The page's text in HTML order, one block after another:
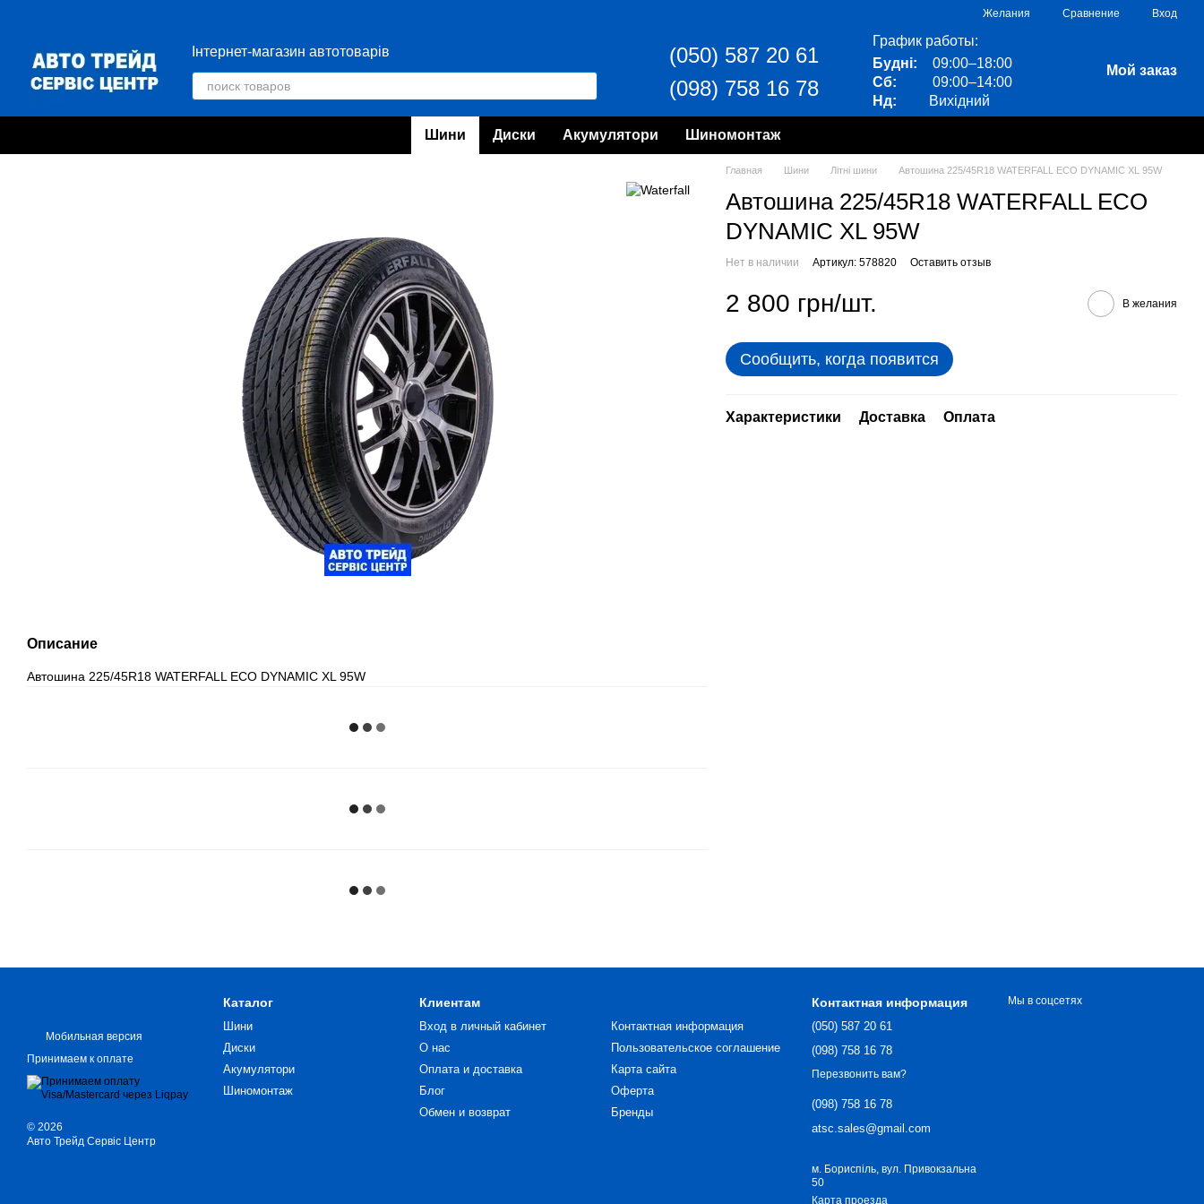
Желания Сравнение Вход
Інтернет-магазин автотоварів
(050) 587 20 61
(098) 758 16 78
График работы:
Будні:
09:00–18:00
Сб:
09:00–14:00
Нд:
Вихідний
Мой заказ
Шини Диски Акумулятори Шиномонтаж
Описание
Автошина 225/45R18 WATERFALL ECO DYNAMIC XL 95W
Главная Шини Літні шини Автошина 225/45R18 WATERFALL ECO DYNAMIC XL 95W
Автошина 225/45R18 WATERFALL ECO
DYNAMIC XL 95W
Нет в наличии Артикул: 578820 Оставить отзыв
2 800 грн/шт. В желания
Сообщить, когда появится
Характеристики Доставка Оплата
Мобильная версия
Принимаем к оплате
© 2026
Авто Трейд Сервіс Центр
Каталог
Шини
Диски
Акумулятори
Шиномонтаж
Клиентам
Вход в личный кабинет
О нас
Оплата и доставка
Блог
Обмен и возврат
Контактная информация
Пользовательское соглашение
Карта сайта
Оферта
Бренды
Контактная информация
(050) 587 20 61
(098) 758 16 78
Перезвонить вам?
(098) 758 16 78
atsc.sales@gmail.com
м. Бориспіль, вул. Привокзальна
50
Карта проезда
Мы в соцсетях